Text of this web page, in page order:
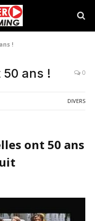
!
ans ! 0
DIVERS
ont 50 ans